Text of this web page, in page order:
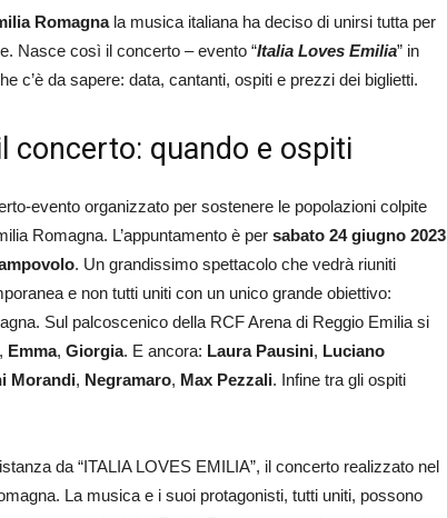
Romagnala musica italiana ha deciso di unirsi tutta per
Nasce così il concerto – evento “Italia Loves Emilia” in
c’è da sapere: data, cantanti, ospiti e prezzi dei biglietti.
concerto: quando e ospiti
evento organizzato per sostenere le popolazioni colpite
Romagna. L’appuntamento è per sabato 24 giugno 2023
. Un grandissimo spettacolo che vedrà riuniti
e non tutti uniti con un unico grande obiettivo:
Sul palcoscenico della RCF Arena di Reggio Emilia si
, Emma, Giorgia. E ancora: Laura Pausini, Luciano
Morandi, Negramaro, Max Pezzali. Infine tra gli ospiti
da “ITALIA LOVES EMILIA”, il concerto realizzato nel
La musica e i suoi protagonisti, tutti uniti, possono